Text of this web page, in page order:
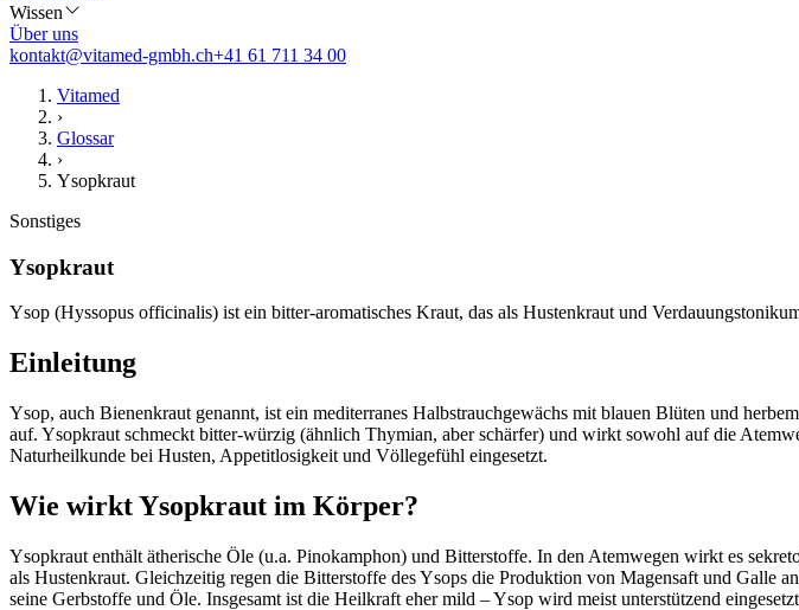
Wissen
Über uns
kontakt@vitamed-gmbh.ch+41 61 711 34 00
Vitamed
›
Glossar
›
Ysopkraut
Sonstiges
Ysopkraut
Ysop (Hyssopus officinalis) ist ein bitter-aromatisches Kraut, das als Hustenkraut und
Einleitung
Ysop, auch Bienenkraut genannt, ist ein mediterranes Halbstrauchgewächs mit blauen Blüten und
auf. Ysopkraut schmeckt bitter-würzig (ähnlich Thymian, aber schärfer) und wirkt sowohl auf die
Naturheilkunde bei Husten, Appetitlosigkeit und Völlegefühl eingesetzt.
Wie wirkt Ysopkraut im Körper?
Ysopkraut enthält ätherische Öle (u.a. Pinokamphon) und Bitterstoffe. In den Atemwegen wirkt es
als Hustenkraut. Gleichzeitig regen die Bitterstoffe des Ysops die Produktion von Magensaft und Galle
seine Gerbstoffe und Öle. Insgesamt ist die Heilkraft eher mild – Ysop wird meist unterstützend